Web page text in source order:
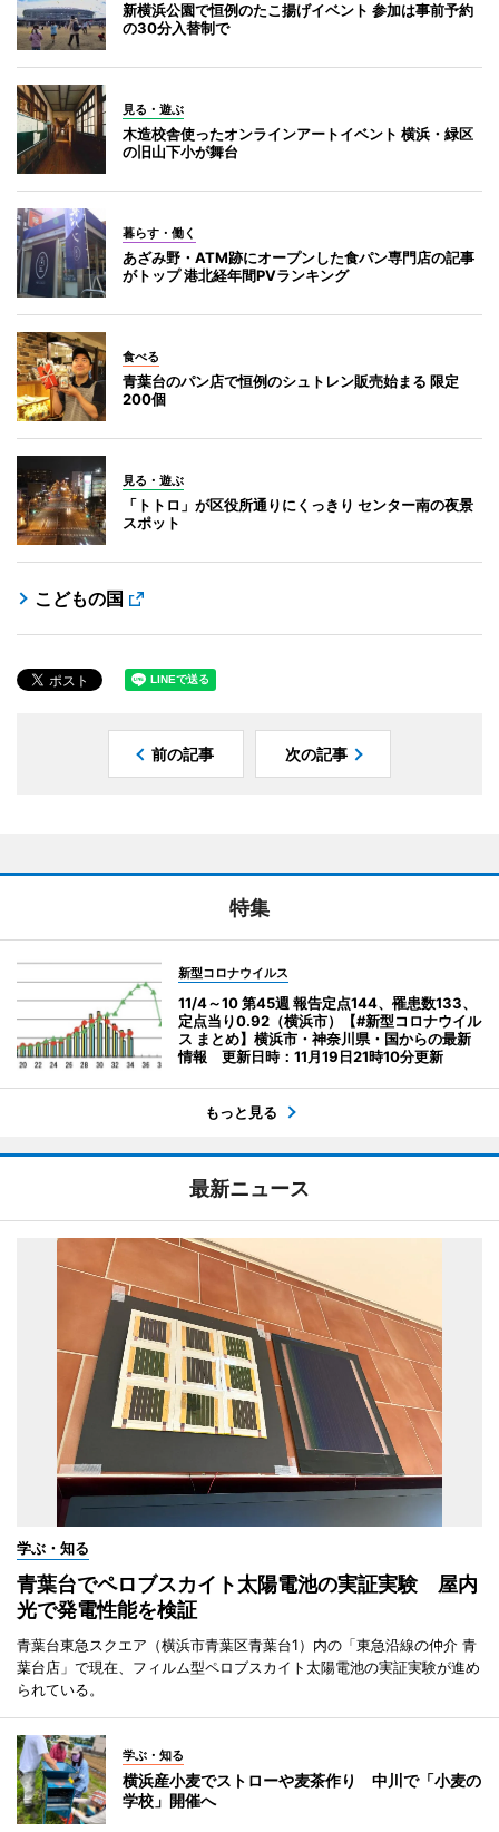
新横浜公園で恒例のたこ揚げイベント 参加は事前予約
の30分入替制で
見る・遊ぶ
木造校舎使ったオンラインアートイベント 横浜・緑区
の旧山下小が舞台
暮らす・働く
あざみ野・ATM跡にオープンした食パン専門店の記事
がトップ 港北経年間PVランキング
食べる
青葉台のパン店で恒例のシュトレン販売始まる 限定
200個
見る・遊ぶ
「トトロ」が区役所通りにくっきり センター南の夜景
スポット
こどもの国
前の記事 次の記事
特集
新型コロナウイルス
11/4～10 第45週 報告定点144、罹患数133、
定点当り0.92（横浜市）【#新型コロナウイル
ス まとめ】横浜市・神奈川県・国からの最新
情報 更新日時：11月19日21時10分更新
もっと見る
最新ニュース
学ぶ・知る
青葉台でペロブスカイト太陽電池の実証実験 屋内
光で発電性能を検証
青葉台東急スクエア（横浜市青葉区青葉台1）内の「東急沿線の仲介 青
葉台店」で現在、フィルム型ペロブスカイト太陽電池の実証実験が進め
られている。
学ぶ・知る
横浜産小麦でストローや麦茶作り 中川で「小麦の
学校」開催へ